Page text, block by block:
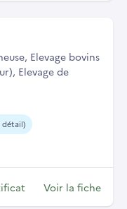
Elevage bovins
Elevage de
détail)
Voir la fiche